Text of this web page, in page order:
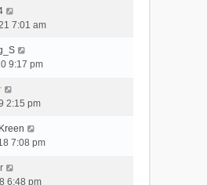
7:01 am
9:17 pm
2:15 pm
7:08 pm
6:48 pm